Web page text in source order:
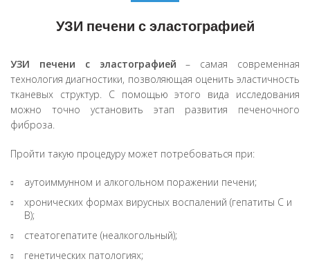
УЗИ печени с эластографией
УЗИ печени с эластографией – самая современная
технология диагностики, позволяющая оценить эластичность
тканевых структур. С помощью этого вида исследования
можно точно установить этап развития печеночного
фиброза.
Пройти такую процедуру может потребоваться при:
аутоиммунном и алкогольном поражении печени;
хронических формах вирусных воспалений (гепатиты C и
B);
стеатогепатите (неалкогольный);
генетических патологиях;